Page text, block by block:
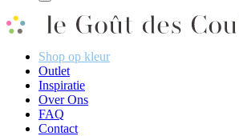
Shop op kleur
Outlet
Inspiratie
Over Ons
FAQ
Contact